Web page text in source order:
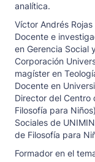
analítica.
Víctor Andrés
Docente e
en Gerencia Social
Corporación
magíster en
Docente en
Director del Centro
Filosofía para
Sociales de
de Filosofía para
Formador en el